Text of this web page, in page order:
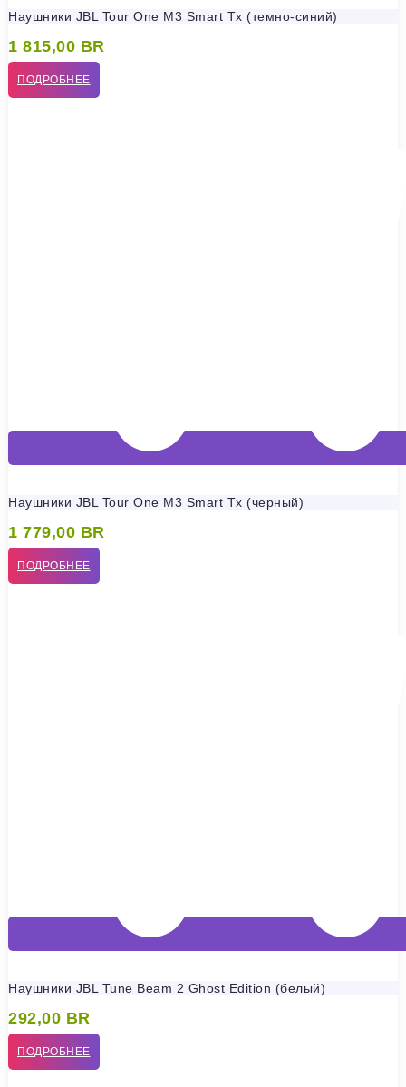
Наушники JBL Tour One M3 Smart Tx (темно-синий)
1 815,00 BR
ПОДРОБНЕЕ
Наушники JBL Tour One M3 Smart Tx (черный)
1 779,00 BR
ПОДРОБНЕЕ
Наушники JBL Tune Beam 2 Ghost Edition (белый)
292,00 BR
ПОДРОБНЕЕ